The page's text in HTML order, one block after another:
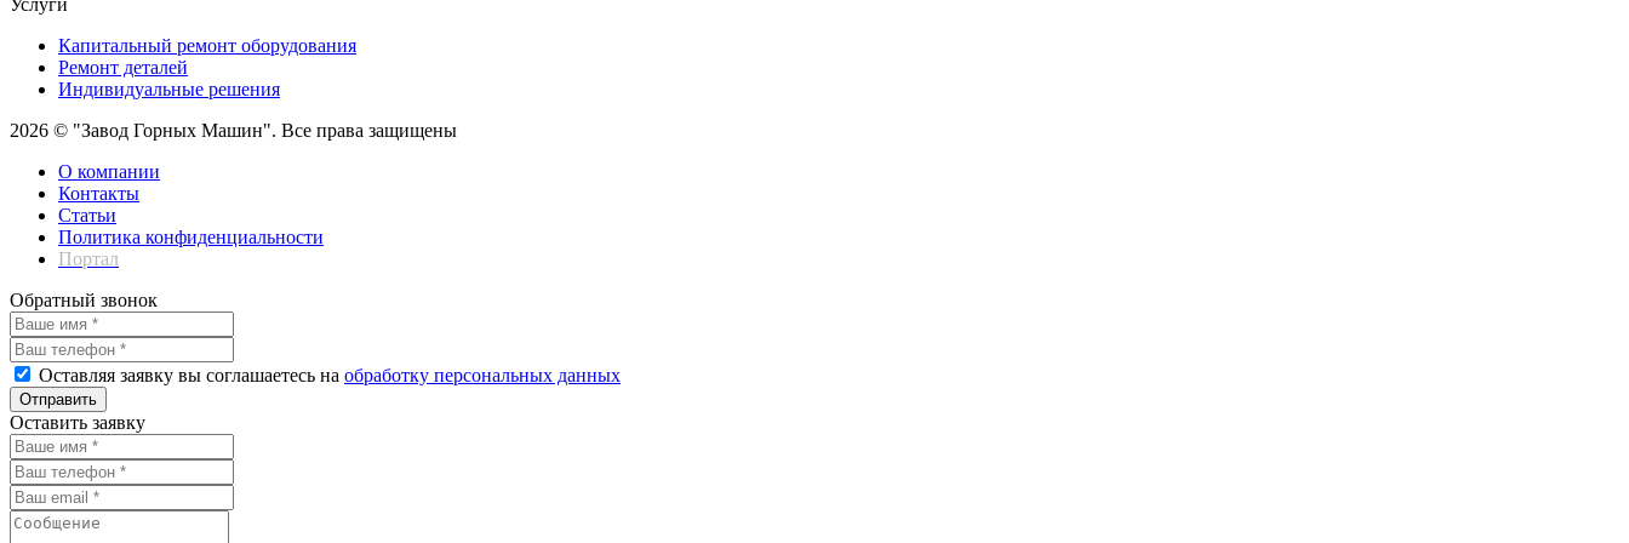
Капитальный ремонт оборудования
Ремонт деталей
Индивидуальные решения
2026 © "Завод Горных Машин". Все права защищены
О компании
Контакты
Статьи
Политика конфиденциальности
Портал
Обратный звонок
Оставляя заявку вы соглашаетесь на обработку персональных данных
Отправить
Оставить заявку